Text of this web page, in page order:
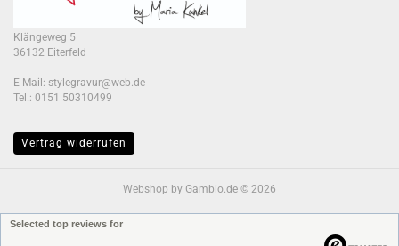
Klängeweg 5
36132 Eiterfeld
E-Mail: stylegravur@web.de
Tel.: 0151 50310499
Vertrag widerrufen
Webshop by Gambio.de © 2026
Selected top reviews for